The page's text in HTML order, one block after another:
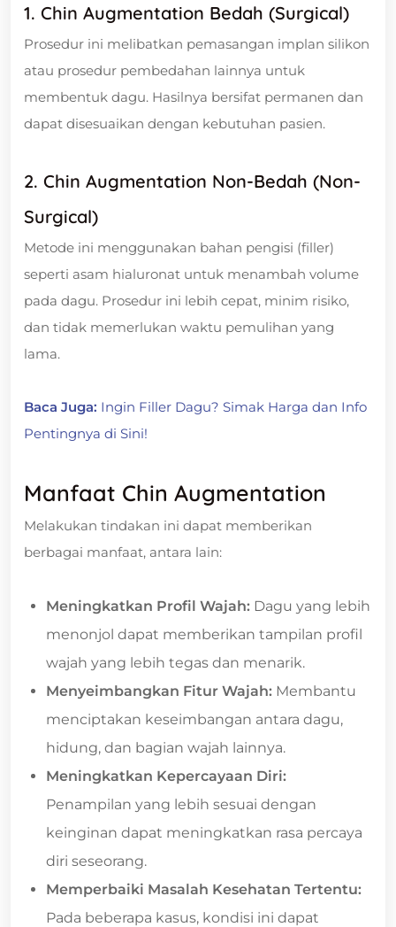
1. Chin Augmentation Bedah (Surgical)
Prosedur ini melibatkan pemasangan implan silikon
atau prosedur pembedahan lainnya untuk
membentuk dagu. Hasilnya bersifat permanen dan
dapat disesuaikan dengan kebutuhan pasien.
2. Chin Augmentation Non-Bedah (Non-
Surgical)
Metode ini menggunakan bahan pengisi (filler)
seperti asam hialuronat untuk menambah volume
pada dagu. Prosedur ini lebih cepat, minim risiko,
dan tidak memerlukan waktu pemulihan yang
lama.
Baca Juga: Ingin Filler Dagu? Simak Harga dan Info
Pentingnya di Sini!
Manfaat Chin Augmentation
Melakukan tindakan ini dapat memberikan
berbagai manfaat, antara lain:
Meningkatkan Profil Wajah: Dagu yang lebih
menonjol dapat memberikan tampilan profil
wajah yang lebih tegas dan menarik.
Menyeimbangkan Fitur Wajah: Membantu
menciptakan keseimbangan antara dagu,
hidung, dan bagian wajah lainnya.
Meningkatkan Kepercayaan Diri:
Penampilan yang lebih sesuai dengan
keinginan dapat meningkatkan rasa percaya
diri seseorang.
Memperbaiki Masalah Kesehatan Tertentu:
Pada beberapa kasus, kondisi ini dapat